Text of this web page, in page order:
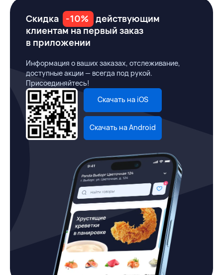
Скидка -10%
действующим
клиентам на первый заказ
в приложении
Информация о ваших заказах, отслеживание,
доступные акции — всегда под рукой.
Присоединяйтесь!
Скачать на iOS
Скачать на Android